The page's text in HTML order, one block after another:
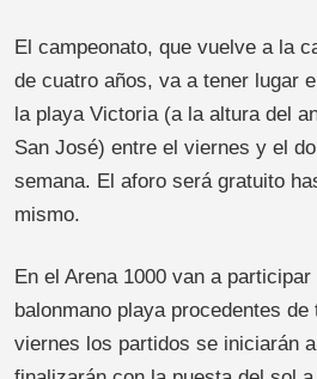
El campeonato, que vuelve a la
de cuatro años, va a tener lugar
la playa Victoria (a la altura del
San José) entre el viernes y el
semana. El aforo será gratuito
mismo.
En el Arena 1000 van a
balonmano playa procedentes de
viernes los partidos se iniciarán